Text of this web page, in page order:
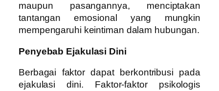
maupun pasangannya, menciptakan
tantangan emosional yang mungkin
mempengaruhi keintiman dalam hubungan.
Penyebab Ejakulasi Dini
Berbagai faktor dapat berkontribusi pada
ejakulasi dini. Faktor-faktor psikologis